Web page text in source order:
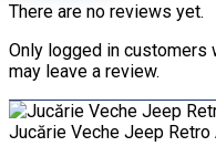
There are no reviews yet.
Only logged in customers
may leave a review.
Jucărie Veche Jeep Retro